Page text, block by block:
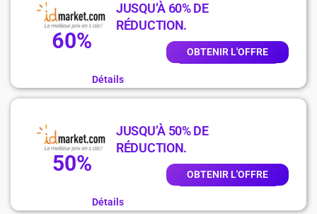
60%
JUSQU’À 60% DE
RÉDUCTION.
OBTENIR L'OFFRE
Détails
50%
JUSQU’À 50% DE
RÉDUCTION.
OBTENIR L'OFFRE
Détails